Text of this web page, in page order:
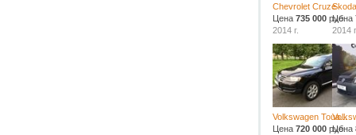
Chevrolet Cruze
Цена 735 000 руб.
2014 г.
Цена
2014
Volkswagen Toua...
Цена 720 000 руб.
Цена